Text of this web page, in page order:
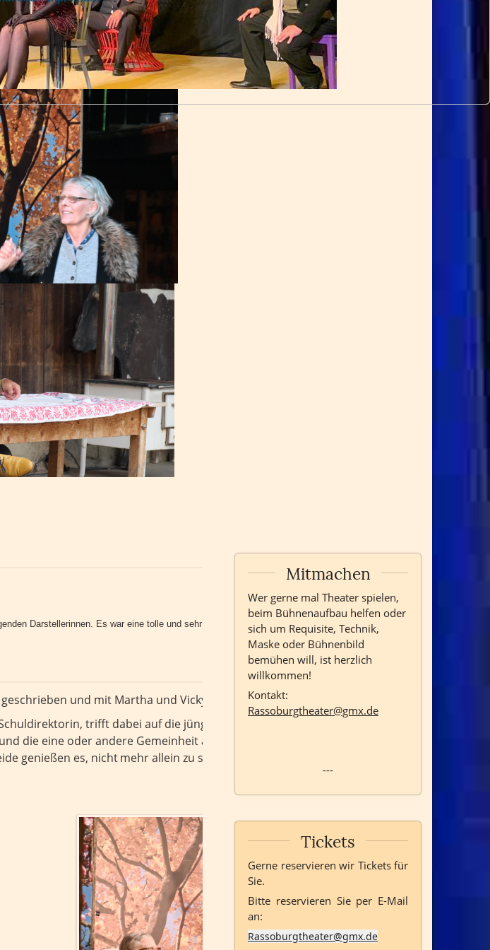
Darstellerinnen. Es war eine tolle und sehr
und mit Martha und Vicky zwei
Figuren erfunden, die liebenswert und
trifft dabei auf die jüngere Krankenschwester
die eine oder andere Gemeinheit an den
genießen es, nichtmehr allein zu sein, bis das Schicksal die Karten neu mischt …
Mitmachen
Wer gerne mal Theater spielen,
beim Bühnenaufbau helfen oder
sich um Requisite, Technik,
Maske oder Bühnenbild
bemühen will, ist herzlich
willkommen!
Kontakt:
Rassoburgtheater@gmx.de
---
Tickets
Gerne reservieren wir Tickets für
Sie.
Bitte reservieren Sie per E-Mail
an:
Rassoburgtheater@gmx.de